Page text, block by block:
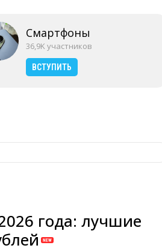
Смартфоны
36,9K участников
ВСТУПИТЬ
года: лучшие